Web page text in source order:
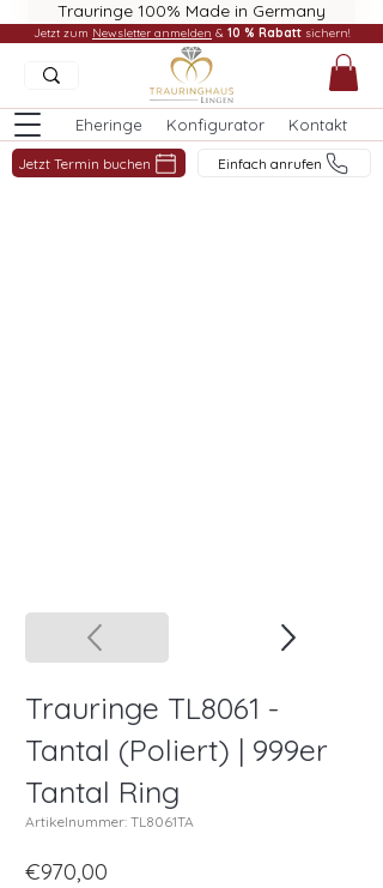
Trauringe 100% Made in Germany
Eheringe Konfigurator Kontakt
Jetzt Termin buchen Einfach anrufen
Jetzt zum Newsletter anmelden & 10 % Rabatt sichern!
Trauringe TL8061 -
Tantal (Poliert) | 999er
Tantal Ring
Artikelnummer: TL8061TA
€970,00